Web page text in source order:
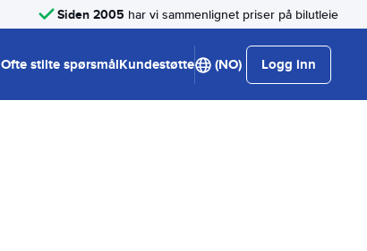
Siden 2005 har vi sammenlignet priser på bilutleie
Ofte stilte spørsmålKundestøtte (NO) Logg inn